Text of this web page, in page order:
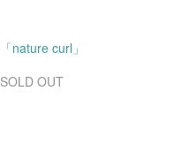
「nature curl」
SOLD OUT